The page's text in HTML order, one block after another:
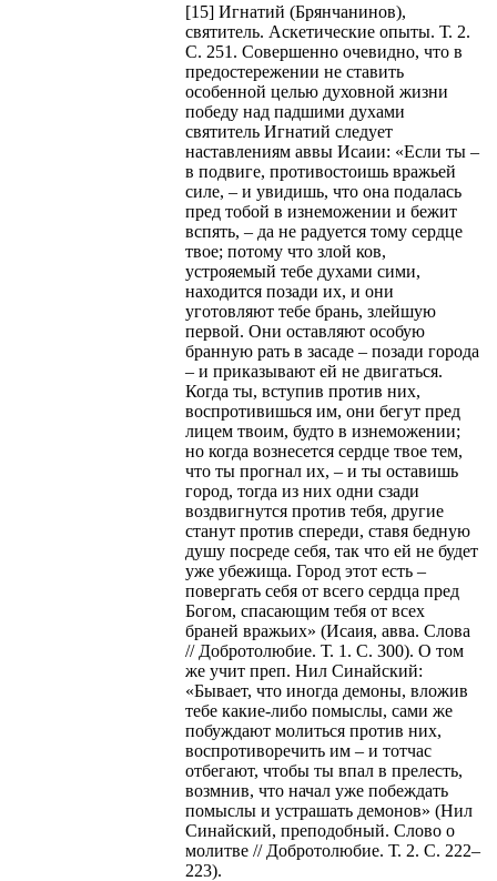
[15] Игнатий (Брянчанинов),
святитель. Аскетические опыты. Т. 2.
С. 251. Совершенно очевидно, что в
предостережении не ставить
особенной целью духовной жизни
победу над падшими духами
святитель Игнатий следует
наставлениям аввы Исаии: «Если ты –
в подвиге, противостоишь вражьей
силе, – и увидишь, что она подалась
пред тобой в изнеможении и бежит
вспять, – да не радуется тому сердце
твое; потому что злой ков,
устрояемый тебе духами сими,
находится позади их, и они
уготовляют тебе брань, злейшую
первой. Они оставляют особую
бранную рать в засаде – позади города
– и приказывают ей не двигаться.
Когда ты, вступив против них,
воспротивишься им, они бегут пред
лицем твоим, будто в изнеможении;
но когда вознесется сердце твое тем,
что ты прогнал их, – и ты оставишь
город, тогда из них одни сзади
воздвигнутся против тебя, другие
станут против спереди, ставя бедную
душу посреде себя, так что ей не будет
уже убежища. Город этот есть –
повергать себя от всего сердца пред
Богом, спасающим тебя от всех
браней вражьих» (Исаия, авва. Слова
// Добротолюбие. Т. 1. С. 300). О том
же учит преп. Нил Синайский:
«Бывает, что иногда демоны, вложив
тебе какие-либо помыслы, сами же
побуждают молиться против них,
воспротиворечить им – и тотчас
отбегают, чтобы ты впал в прелесть,
возмнив, что начал уже побеждать
помыслы и устрашать демонов» (Нил
Синайский, преподобный. Слово о
молитве // Добротолюбие. Т. 2. С. 222–
223).